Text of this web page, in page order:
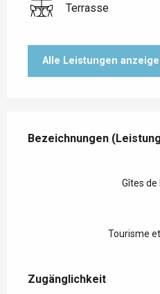
Terrasse
Alle Leistungen
Bezeichnungen
Bezeichnungen
Gîtes de
Tourisme
Zugänglichkeit